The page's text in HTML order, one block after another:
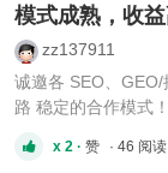
模式成熟，收
zz137911
诚邀各 SEO、
路 稳定的合作模式
x 2 · 赞 · 46 阅读